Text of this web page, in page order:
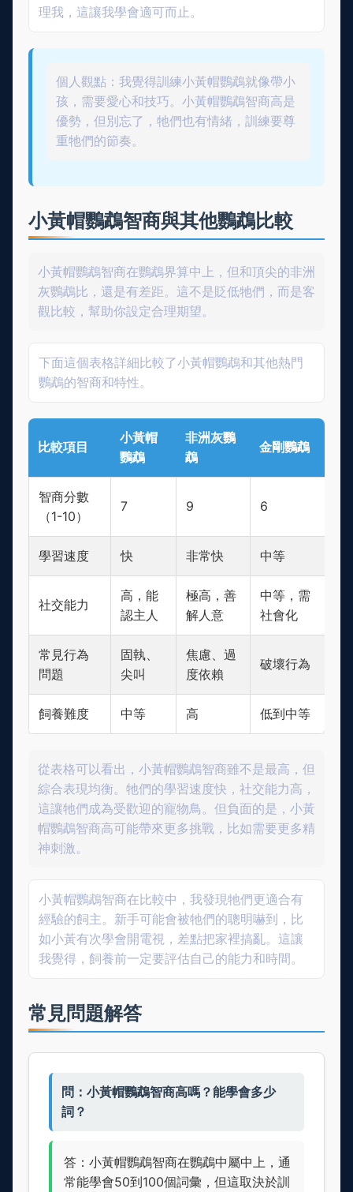
理我，這讓我學會適可而止。
個人觀點：我覺得訓練小黃帽鸚鵡就像帶小
孩，需要愛心和技巧。小黃帽鸚鵡智商高是
優勢，但別忘了，牠們也有情緒，訓練要尊
重牠們的節奏。
小黃帽鸚鵡智商與其他鸚鵡比較
小黃帽鸚鵡智商在鸚鵡界算中上，但和頂尖的非洲
灰鸚鵡比，還是有差距。這不是貶低牠們，而是客
觀比較，幫助你設定合理期望。
下面這個表格詳細比較了小黃帽鸚鵡和其他熱門
鸚鵡的智商和特性。
比較項目
小黃帽
鸚鵡
非洲灰鸚
鵡
金剛鸚鵡
智商分數
（1-10）
7 9 6
學習速度 快 非常快 中等
社交能力
高，能
認主人
極高，善
解人意
中等，需
社會化
常見行為
問題
固執、
尖叫
焦慮、過
度依賴
破壞行為
飼養難度 中等 高 低到中等
從表格可以看出，小黃帽鸚鵡智商雖不是最高，但
綜合表現均衡。牠們的學習速度快，社交能力高，
這讓牠們成為受歡迎的寵物鳥。但負面的是，小黃
帽鸚鵡智商高可能帶來更多挑戰，比如需要更多精
神刺激。
小黃帽鸚鵡智商在比較中，我發現牠們更適合有
經驗的飼主。新手可能會被牠們的聰明嚇到，比
如小黃有次學會開電視，差點把家裡搞亂。這讓
我覺得，飼養前一定要評估自己的能力和時間。
常見問題解答
問：小黃帽鸚鵡智商高嗎？能學會多少
詞？
答：小黃帽鸚鵡智商在鸚鵡中屬中上，通
常能學會50到100個詞彙，但這取決於訓